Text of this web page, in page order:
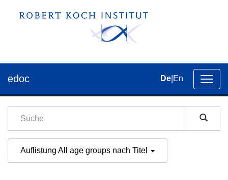
der
edoc De En
Auflistung All age groups nach Titel